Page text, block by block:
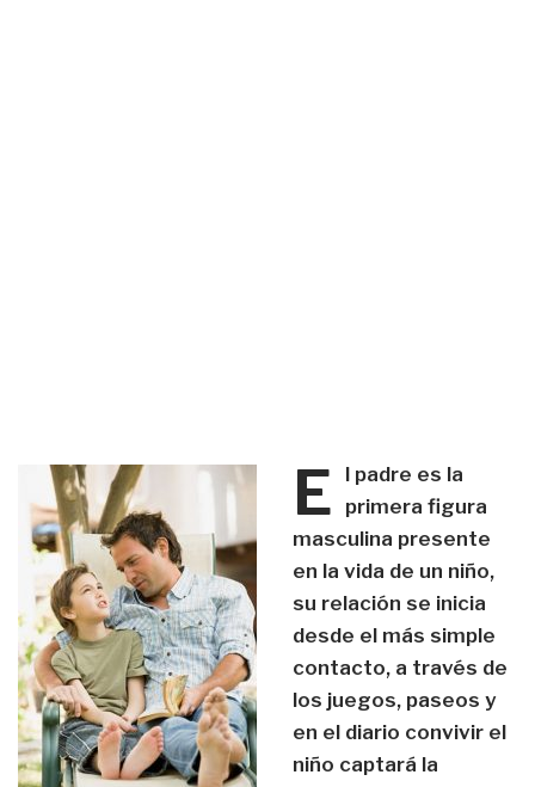
E
l padre es la
primera figura
masculina presente
en la vida de un niño,
su relación se inicia
desde el más simple
contacto, a través de
los juegos, paseos y
en el diario convivir el
niño captará la